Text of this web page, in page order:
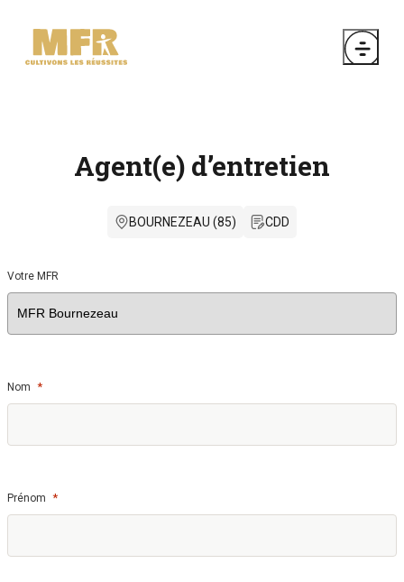
Agent(e) d’entretien
BOURNEZEAU (85) CDD
Votre MFR
Nom *
Prénom *